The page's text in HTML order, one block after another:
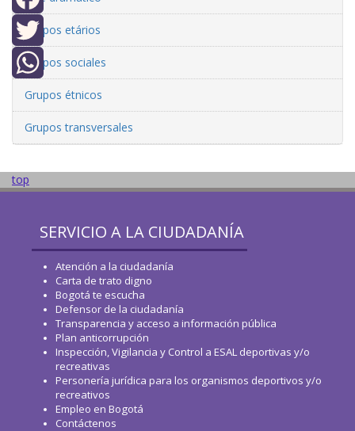
Facebook
Twitter
WhatsApp
Grupos etários
Grupos sociales
Grupos étnicos
Grupos transversales
top
SERVICIO A LA CIUDADANÍA
Atención a la ciudadanía
Carta de trato digno
Bogotá te escucha
Defensor de la ciudadanía
Transparencia y acceso a información pública
Plan anticorrupción
Inspección, Vigilancia y Control a ESAL deportivas y/o
recreativas
Personería jurídica para los organismos deportivos y/o
recreativos
Empleo en Bogotá
Contáctenos